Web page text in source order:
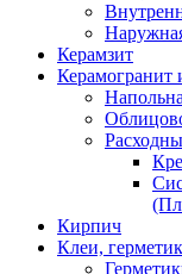
Керамзит
Керамогранит
Кирпич
Клеи,